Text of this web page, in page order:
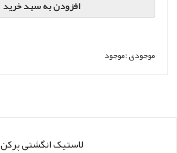
افزودن به سبد خرید
موجودی :موجود
لاستیک انگشتی پرکن